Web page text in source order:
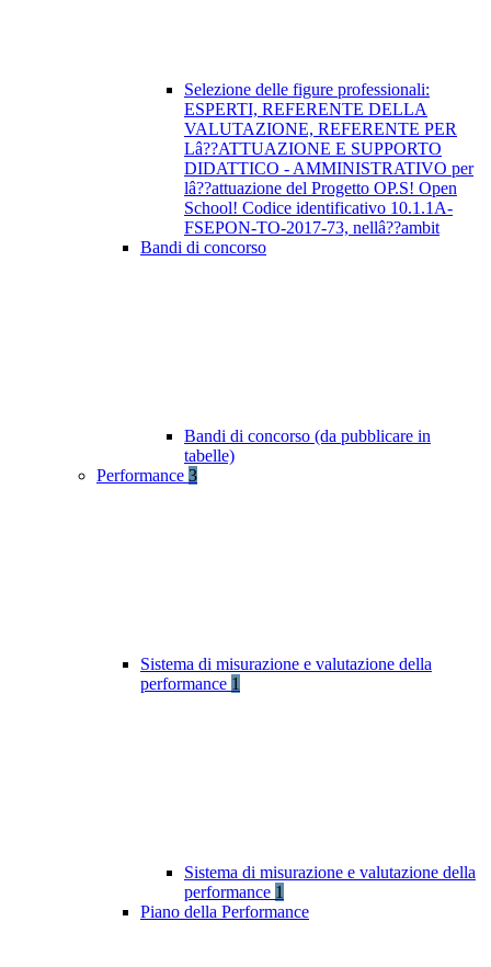
Selezione delle figure professionali:
ESPERTI, REFERENTE DELLA
VALUTAZIONE, REFERENTE PER
Lâ??ATTUAZIONE E SUPPORTO
DIDATTICO - AMMINISTRATIVO per
lâ??attuazione del Progetto OP.S! Open
School! Codice identificativo 10.1.1A-
FSEPON-TO-2017-73, nellâ??ambit
Bandi di concorso
Bandi di concorso (da pubblicare in
tabelle)
Performance 3
Sistema di misurazione e valutazione della
performance 1
Sistema di misurazione e valutazione della
performance 1
Piano della Performance